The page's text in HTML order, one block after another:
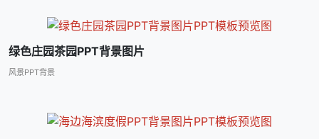
绿色庄园茶园PPT背景图片
风景PPT背景